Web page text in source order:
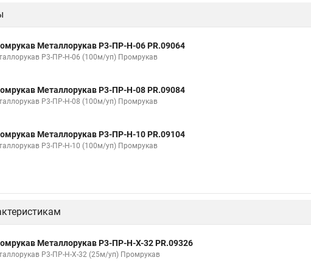
20
изоляции Металлорукава пвх 25
мрпи Металлорукав выхлопной
в пвх Металлорукав рз цх 20 Металлорукав цпнг 20
Металлорукав Р3-ПР-Н-06 PR.09064
Р3-ПР-Н-06 (100м/уп) Промрукав
Металлорукав Р3-ПР-Н-08 PR.09084
Р3-ПР-Н-08 (100м/уп) Промрукав
Металлорукав Р3-ПР-Н-10 PR.09104
Р3-ПР-Н-10 (100м/уп) Промрукав
Металлорукав Р3-ПР-Н-Х-32 PR.09326
Р3-ПР-Н-Х-32 (25м/уп) Промрукав